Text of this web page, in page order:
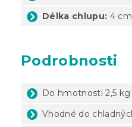
Délka chlupu: 4 cm
Podrobnosti
Do hmotnosti 2,5 kg
Vhodné do